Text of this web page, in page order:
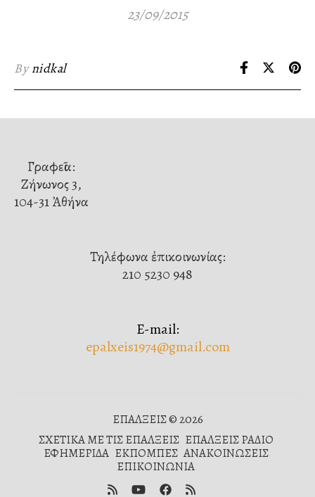
23/09/2015
Bynidkal
Γραφεῖα:
Ζήνωνος 3,
104-31 Ἀθήνα
Τηλέφωνα ἐπικοινωνίας:
210 5230 948
E-mail:
epalxeis1974@gmail.com
ΕΠΑΛΞΕΙΣ © 2026
ΣΧΕΤΙΚΑ ΜΕ ΤΙΣ ΕΠΑΛΞΕΙΣ ΕΠΑΛΞΕΙΣ ΡΑΔΙΟ
ΕΦΗΜΕΡΙΔΑ ΕΚΠΟΜΠΕΣ ΑΝΑΚΟΙΝΩΣΕΙΣ
ΕΠΙΚΟΙΝΩΝΙΑ